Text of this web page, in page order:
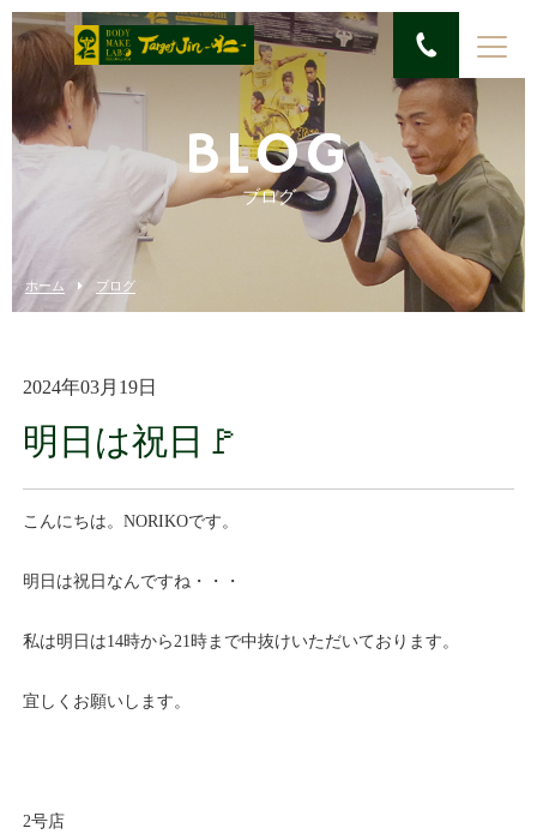
BLOG
ブログ
ホーム ブログ
2024年03月19日
明日は祝日🚩
こんにちは。NORIKOです。
明日は祝日なんですね・・・
私は明日は14時から21時まで中抜けいただいております。
宜しくお願いします。
2号店